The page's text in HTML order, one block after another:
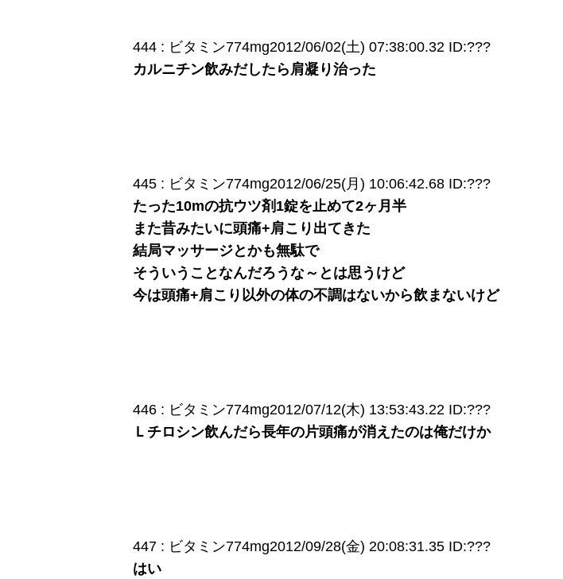
444 : ビタミン774mg2012/06/02(土) 07:38:00.32 ID:???
カルニチン飲みだしたら肩凝り治った
445 : ビタミン774mg2012/06/25(月) 10:06:42.68 ID:???
たった10mの抗ウツ剤1錠を止めて2ヶ月半
また昔みたいに頭痛+肩こり出てきた
結局マッサージとかも無駄で
そういうことなんだろうな～とは思うけど
今は頭痛+肩こり以外の体の不調はないから飲まないけど
446 : ビタミン774mg2012/07/12(木) 13:53:43.22 ID:???
Ｌチロシン飲んだら長年の片頭痛が消えたのは俺だけか
447 : ビタミン774mg2012/09/28(金) 20:08:31.35 ID:???
はい